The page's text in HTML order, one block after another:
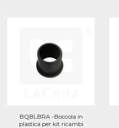
BQBLBRA -Boccola in
plastica per kit ricambi